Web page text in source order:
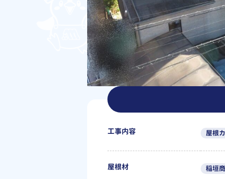
工事内容 屋根
屋根材 稲垣